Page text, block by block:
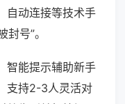
自动连接等技术手
号”。
智能提示辅助新手
支持2-3人灵活对